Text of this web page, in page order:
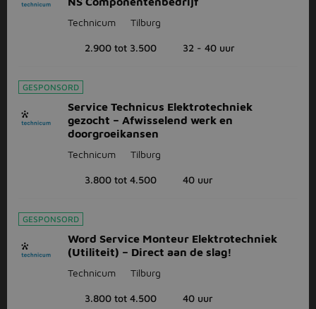
Technicum Tilburg
2.900 tot 3.500 32 - 40 uur
GESPONSORD
Service Technicus Elektrotechniek
gezocht – Afwisselend werk en
doorgroeikansen
Technicum Tilburg
3.800 tot 4.500 40 uur
GESPONSORD
Word Service Monteur Elektrotechniek
(Utiliteit) – Direct aan de slag!
Technicum Tilburg
3.800 tot 4.500 40 uur